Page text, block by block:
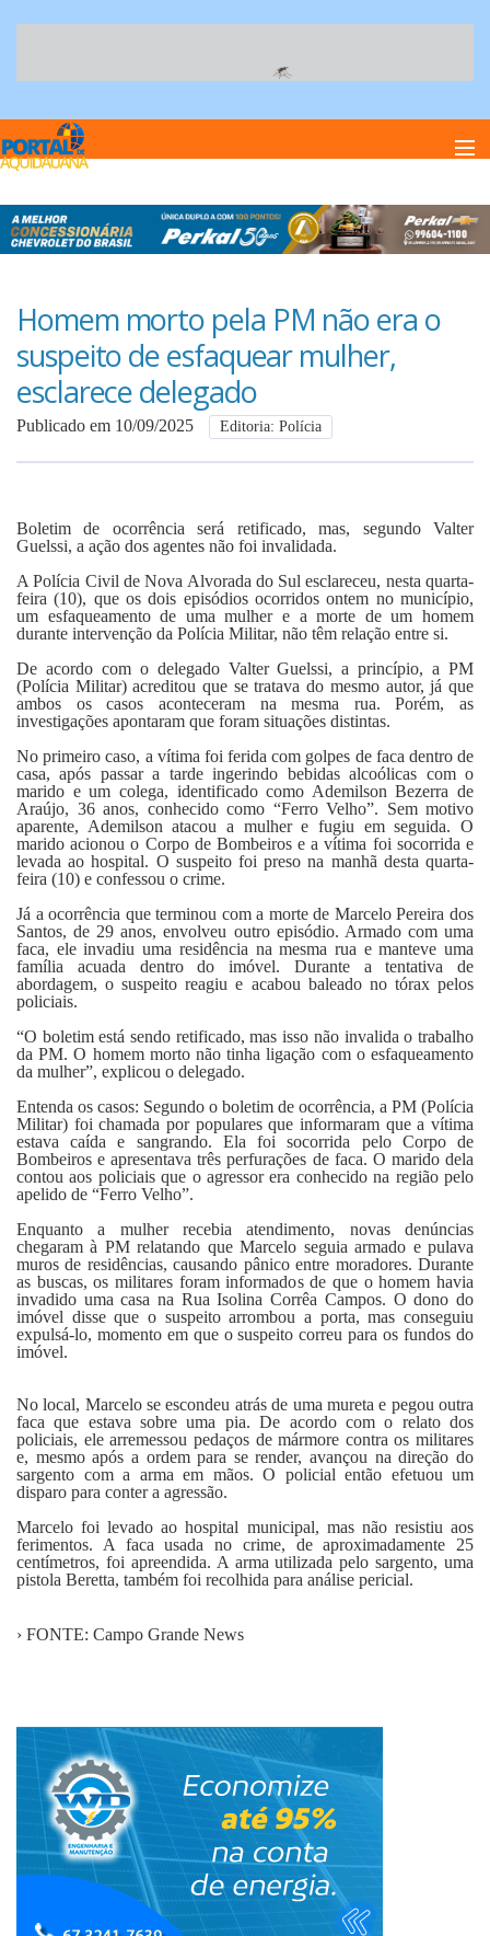
Home
Anuncie
Anuncie
Homem morto pela PM não era o
suspeito de esfaquear mulher,
esclarece delegado
Publicado em 10/09/2025 Editoria: Polícia
Boletim de ocorrência será retificado, mas, segundo Valter
Guelssi, a ação dos agentes não foi invalidada.
A Polícia Civil de Nova Alvorada do Sul esclareceu, nesta quarta-
feira (10), que os dois episódios ocorridos ontem no município,
um esfaqueamento de uma mulher e a morte de um homem
durante intervenção da Polícia Militar, não têm relação entre si.
De acordo com o delegado Valter Guelssi, a princípio, a PM
(Polícia Militar) acreditou que se tratava do mesmo autor, já que
ambos os casos aconteceram na mesma rua. Porém, as
investigações apontaram que foram situações distintas.
No primeiro caso, a vítima foi ferida com golpes de faca dentro de
casa, após passar a tarde ingerindo bebidas alcoólicas com o
marido e um colega, identificado como Ademilson Bezerra de
Araújo, 36 anos, conhecido como “Ferro Velho”. Sem motivo
aparente, Ademilson atacou a mulher e fugiu em seguida. O
marido acionou o Corpo de Bombeiros e a vítima foi socorrida e
levada ao hospital. O suspeito foi preso na manhã desta quarta-
feira (10) e confessou o crime.
Já a ocorrência que terminou com a morte de Marcelo Pereira dos
Santos, de 29 anos, envolveu outro episódio. Armado com uma
faca, ele invadiu uma residência na mesma rua e manteve uma
família acuada dentro do imóvel. Durante a tentativa de
abordagem, o suspeito reagiu e acabou baleado no tórax pelos
policiais.
“O boletim está sendo retificado, mas isso não invalida o trabalho
da PM. O homem morto não tinha ligação com o esfaqueamento
da mulher”, explicou o delegado.
Entenda os casos: Segundo o boletim de ocorrência, a PM (Polícia
Militar) foi chamada por populares que informaram que a vítima
estava caída e sangrando. Ela foi socorrida pelo Corpo de
Bombeiros e apresentava três perfurações de faca. O marido dela
contou aos policiais que o agressor era conhecido na região pelo
apelido de “Ferro Velho”.
Enquanto a mulher recebia atendimento, novas denúncias
chegaram à PM relatando que Marcelo seguia armado e pulava
muros de residências, causando pânico entre moradores. Durante
as buscas, os militares foram informados de que o homem havia
invadido uma casa na Rua Isolina Corrêa Campos. O dono do
imóvel disse que o suspeito arrombou a porta, mas conseguiu
expulsá-lo, momento em que o suspeito correu para os fundos do
imóvel.
No local, Marcelo se escondeu atrás de uma mureta e pegou outra
faca que estava sobre uma pia. De acordo com o relato dos
policiais, ele arremessou pedaços de mármore contra os militares
e, mesmo após a ordem para se render, avançou na direção do
sargento com a arma em mãos. O policial então efetuou um
disparo para conter a agressão.
Marcelo foi levado ao hospital municipal, mas não resistiu aos
ferimentos. A faca usada no crime, de aproximadamente 25
centímetros, foi apreendida. A arma utilizada pelo sargento, uma
pistola Beretta, também foi recolhida para análise pericial.
› FONTE: Campo Grande News